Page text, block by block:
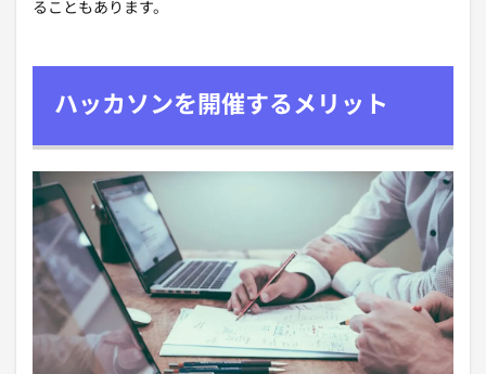
ることもあります。
ハッカソンを開催するメリット